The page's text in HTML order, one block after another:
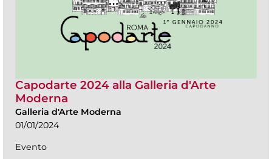
Capodarte 2024 alla Galleria d'Arte
Moderna
Galleria d'Arte Moderna
01/01/2024
Evento